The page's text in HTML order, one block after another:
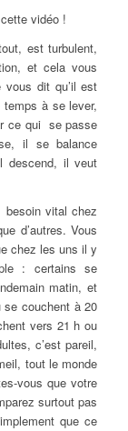
vidéo !
est turbulent,
et cela vous
vous dit qu’il est
à se lever,
ce qui se passe
il se balance
descend, il veut
vital chez
d’autres. Vous
chez les uns il y
: certains se
matin, et
se couchent à 20
vers 21 h ou
c’est pareil,
tout le monde
vous que votre
surtout pas
que ce